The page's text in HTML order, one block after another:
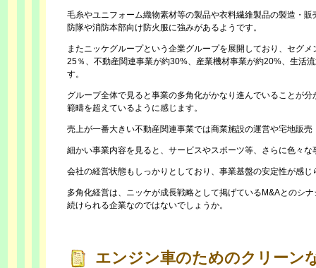
毛糸やユニフォーム織物素材等の製品や衣料繊維製品の製造・
防隊や消防本部向け防火服に強みがあるようです。
またニッケグループという企業グループを展開しており、セグ
25％、不動産関連事業が約30%、産業機材事業が約20%、生活
す。
グループ全体で見ると事業の多角化がかなり進んでいることが
範疇を超えているように感じます。
売上が一番大きい不動産関連事業では商業施設の運営や宅地販
細かい事業内容を見ると、サービスやスポーツ等、さらに色々
会社の経営状態もしっかりとしており、事業基盤の安定性が感
多角化経営は、ニッケが成長戦略として掲げているM&Aとのシ
続けられる企業なのではないでしょうか。
エンジン車のためのクリーン